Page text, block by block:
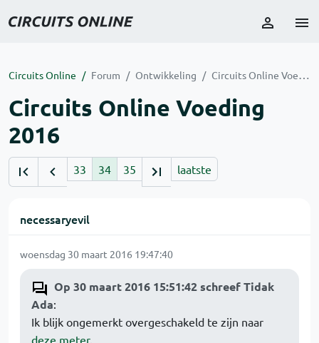
Circuits Online Forum Ontwikkeling Circuits Online Voeding 2016
Circuits Online Voeding
2016
33 34 35 laatste
necessaryevil
woensdag 30 maart 2016 19:47:40
Op 30 maart 2016 15:51:42 schreef Tidak
Ada:
Ik blijk ongemerkt overgeschakeld te zijn naar
deze meter.